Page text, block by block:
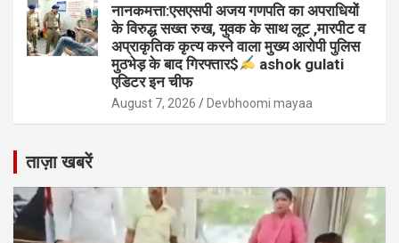
नानकमत्ता:एसएसपी अजय गणपति का अपराधियों
के विरुद्ध सख्त रुख, युवक के साथ लूट ,मारपीट व
अप्राकृतिक कृत्य करने वाला मुख्य आरोपी पुलिस
मुठभेड़ के बाद गिरफ्तार$
ashok gulati
एडिटर इन चीफ
August 7, 2026 Devbhoomi mayaa
ताज़ा खबरें